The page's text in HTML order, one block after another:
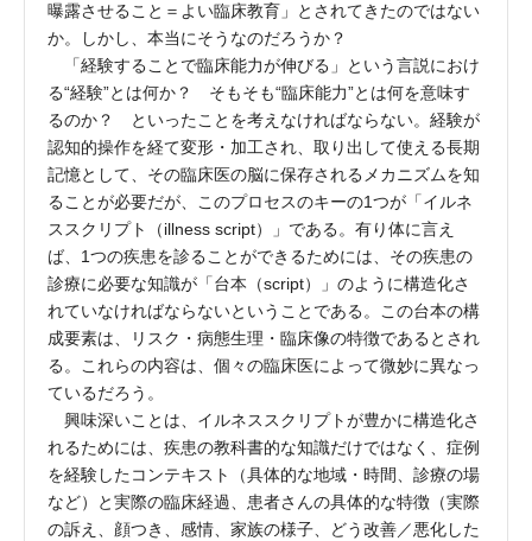
曝露させること＝よい臨床教育」とされてきたのではない
か。しかし、本当にそうなのだろうか？
「経験することで臨床能力が伸びる」という言説におけ
る“経験”とは何か？ そもそも“臨床能力”とは何を意味す
るのか？ といったことを考えなければならない。経験が
認知的操作を経て変形・加工され、取り出して使える長期
記憶として、その臨床医の脳に保存されるメカニズムを知
ることが必要だが、このプロセスのキーの1つが「イルネ
ススクリプト（illness script）」である。有り体に言え
ば、1つの疾患を診ることができるためには、その疾患の
診療に必要な知識が「台本（script）」のように構造化さ
れていなければならないということである。この台本の構
成要素は、リスク・病態生理・臨床像の特徴であるとされ
る。これらの内容は、個々の臨床医によって微妙に異なっ
ているだろう。
興味深いことは、イルネススクリプトが豊かに構造化さ
れるためには、疾患の教科書的な知識だけではなく、症例
を経験したコンテキスト（具体的な地域・時間、診療の場
など）と実際の臨床経過、患者さんの具体的な特徴（実際
の訴え、顔つき、感情、家族の様子、どう改善／悪化した